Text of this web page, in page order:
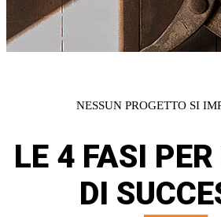
NESSUN PROGETTO SI
LE 4 FASI PER
DI